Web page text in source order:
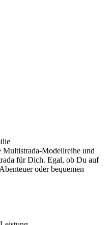
Multistrada-Modellreihe und
für Dich. Egal, ob Du auf
oder bequemen